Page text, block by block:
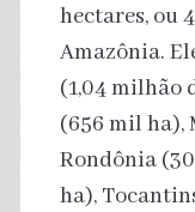
hectares, ou
Amazônia.
(1,04 milhão
(656 mil ha),
Rondônia
ha),